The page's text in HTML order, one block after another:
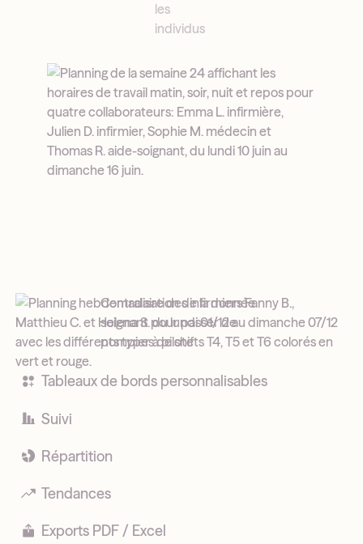
les
individus
Centralisation de la donnée
soignant pour passer de
pompier à pilote
Tableaux de bords personnalisables
Suivi
Répartition
Tendances
Exports PDF / Excel